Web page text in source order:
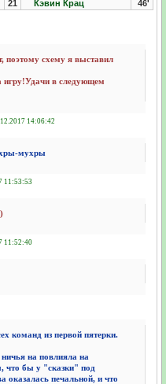
21 Кэвин Крац 46'
поэтому схему я выставил
игру!Удачи в следующем
14:06:42
мухры
11:53:53
11:52:40
команд из первой пятерки.
на повлияла на
что бы у "сказки" под
оказалась печальной, и что